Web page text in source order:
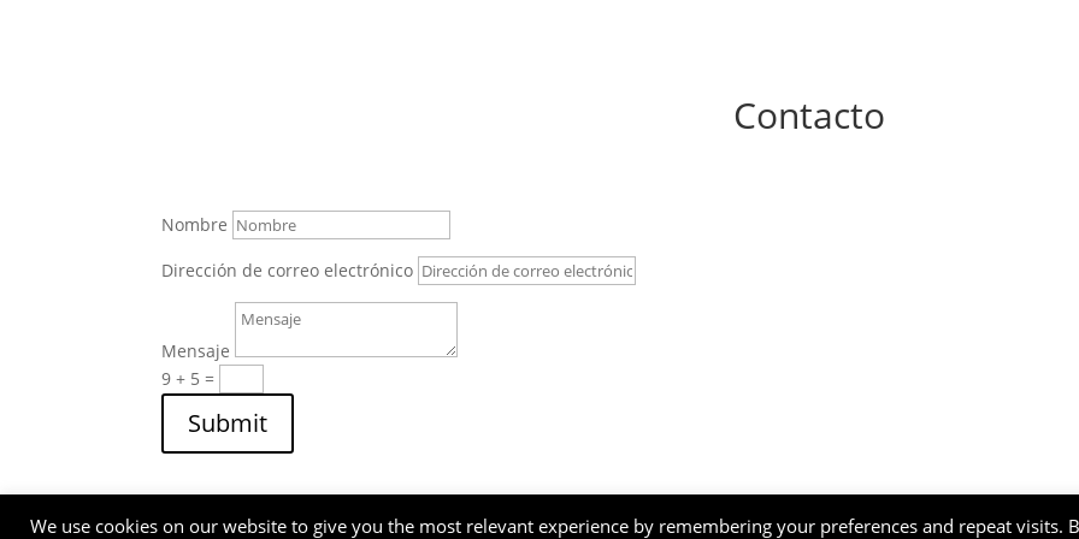
Contacto
Nombre
Dirección de correo electrónico
Mensaje
9 + 5 =
Submit
We use cookies on our website to give you the most relevant experience by remembering your preferences and repeat visits.